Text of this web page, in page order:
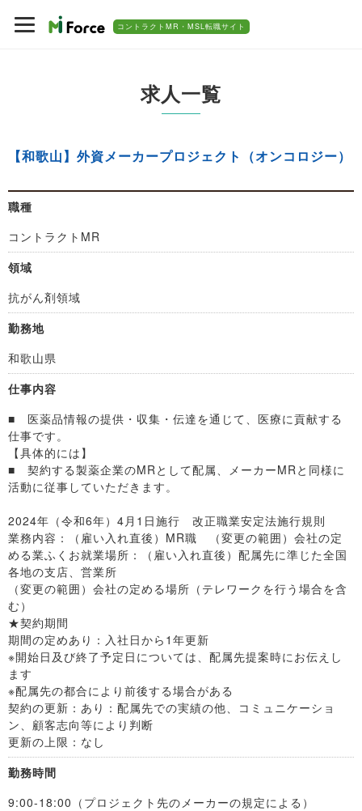
コントラクトMR・MSL転職サイト
求人一覧
【和歌山】外資メーカープロジェクト（オンコロジー）
職種
コントラクトMR
領域
抗がん剤領域
勤務地
和歌山県
仕事内容
■ 医薬品情報の提供・収集・伝達を通じて、医療に貢献する
仕事です。
【具体的には】
■ 契約する製薬企業のMRとして配属、メーカーMRと同様に
活動に従事していただきます。
2024年（令和6年）4月1日施行 改正職業安定法施行規則
業務内容：（雇い入れ直後）MR職 （変更の範囲）会社の定
める業ふくお就業場所：（雇い入れ直後）配属先に準じた全国
各地の支店、営業所
（変更の範囲）会社の定める場所（テレワークを行う場合を含
む）
★契約期間
期間の定めあり：入社日から1年更新
※開始日及び終了予定日については、配属先提案時にお伝えし
ます
※配属先の都合により前後する場合がある
契約の更新：あり：配属先での実績の他、コミュニケーショ
ン、顧客志向等により判断
更新の上限：なし
勤務時間
9:00-18:00（プロジェクト先のメーカーの規定による）